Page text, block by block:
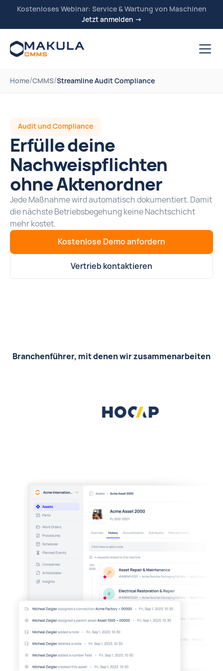
Kostenloses Webinar: Service & Wartung von Maschinen
Jetzt anmelden →
Home/CMMS/Streamline Audit Compliance
Audit und Compliance
Erfülle deine
Nachweispflichten
ohne Aktenordner
Jede Maßnahme wird automatisch dokumentiert. Damit
die nächste Betriebsbegehung keine Nachtschicht
mehr kostet.
Kostenlose Demo anfordern
Vertrieb kontaktieren
Branchenführer, mit denen wir zusammenarbeiten